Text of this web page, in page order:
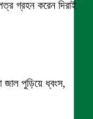
গ্রহন করেন দিরাই
জাল পুড়িয়ে ধ্বংস,